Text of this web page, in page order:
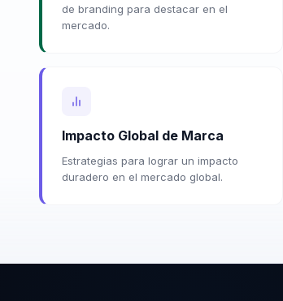
de branding para destacar en el
mercado.
Impacto Global de Marca
Estrategias para lograr un impacto
duradero en el mercado global.